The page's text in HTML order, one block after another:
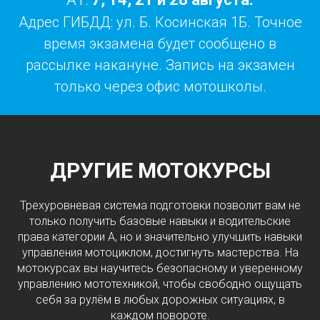
Адрес ГИБДД: ул. Б. Косинская 1Б. Точное
время экзамена будет сообщено в
рассылке накануне. Запись на экзамен
только через офис мотошколы.
ДРУГИЕ МОТОКУРСЫ
Трехуровневая система подготовки позволит вам не
только получить базовые навыки и водительские
права категории А, но и значительно улучшить навыки
управления мотоциклом, достигнуть мастерства. На
мотокурсах вы научитесь безопасному и уверенному
управлению мототехникой, чтобы свободно ощущать
себя за рулём в любых дорожных ситуациях, в
каждом повороте.